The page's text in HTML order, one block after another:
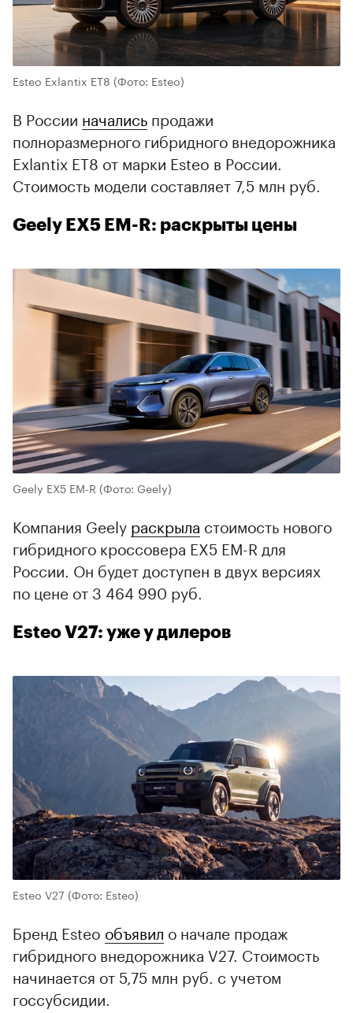
Esteo Exlantix ET8 (Фото: Esteo)
В России начались продажи
полноразмерного гибридного внедорожника
Exlantix ET8 от марки Esteo в России.
Стоимость модели составляет 7,5 млн руб.
Geely EX5 EM-R: раскрыты цены
Geely EX5 EM-R (Фото: Geely)
Компания Geely раскрыла стоимость нового
гибридного кроссовера EX5 EM-R для
России. Он будет доступен в двух версиях
по цене от 3 464 990 руб.
Esteo V27: уже у дилеров
Esteo V27 (Фото: Esteo)
Бренд Esteo объявил о начале продаж
гибридного внедорожника V27. Стоимость
начинается от 5,75 млн руб. с учетом
госсубсидии.